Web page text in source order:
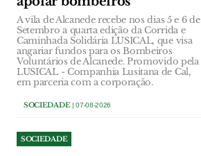
A vila de Alcanede recebe nos dias 5 e 6 de
Setembro a quarta edição da Corrida e
Caminhada Solidária LUSICAL, que visa
angariar fundos para os Bombeiros
Voluntários de Alcanede. Promovido pela
LUSICAL - Companhia Lusitana de Cal,
em parceria com a corporação.
SOCIEDADE| 07-08-2026
SOCIEDADE